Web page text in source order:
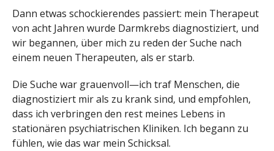
Dann etwas schockierendes passiert: mein Therapeut
von acht Jahren wurde Darmkrebs diagnostiziert, und
wir begannen, über mich zu reden der Suche nach
einem neuen Therapeuten, als er starb.
Die Suche war grauenvoll—ich traf Menschen, die
diagnostiziert mir als zu krank sind, und empfohlen,
dass ich verbringen den rest meines Lebens in
stationären psychiatrischen Kliniken. Ich begann zu
fühlen, wie das war mein Schicksal.